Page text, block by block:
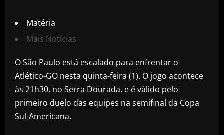
Matéria
Mais Notícias
O São Paulo está escalado para enfrentar o
Atlético-GO nesta quinta-feira (1). O jogo acontece
às 21h30, no Serra Dourada, e é válido pelo
primeiro duelo das equipes na semifinal da Copa
Sul-Americana.